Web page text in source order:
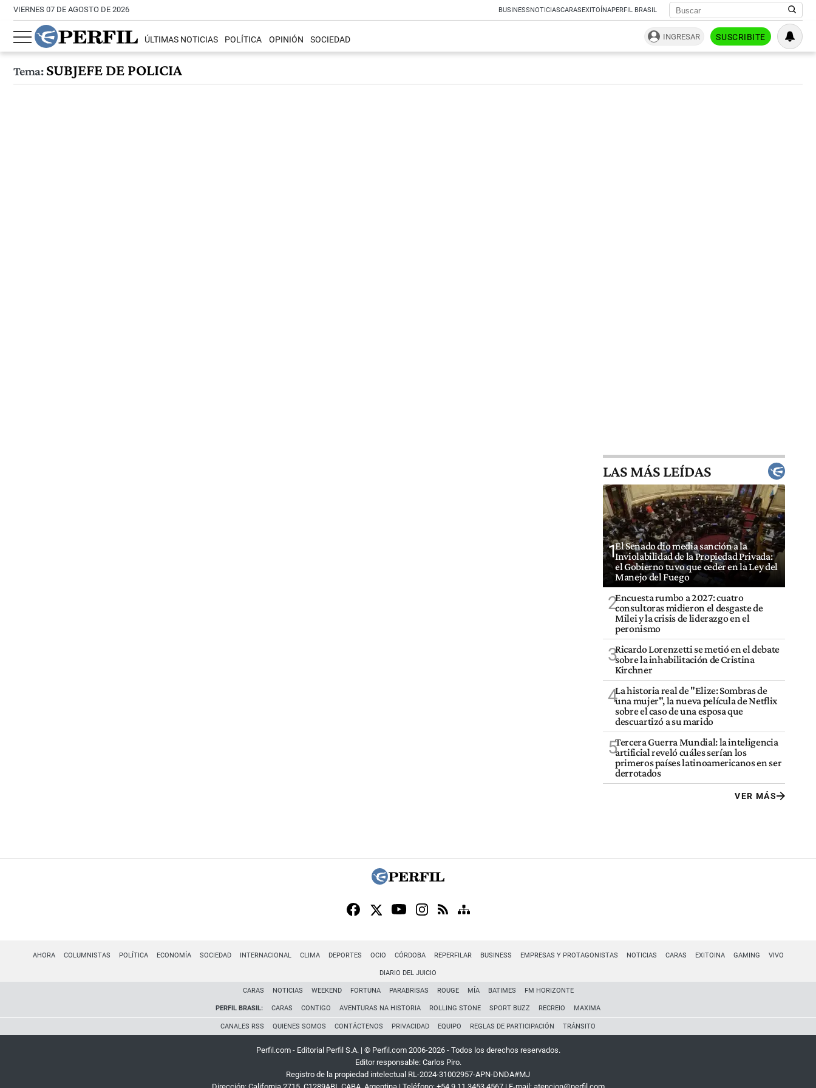
VIERNES 07 DE AGOSTO DE 2026 BUSINESSNOTICIASCARASEXITOÍNAPERFIL BRASIL
ÚLTIMAS NOTICIAS POLÍTICA OPINIÓN SOCIEDAD INGRESAR SUSCRIBITE
Tema:SUBJEFE DE POLICIA
LAS MÁS LEÍDAS
1El Senado dio media sanción a la
Inviolabilidad de la Propiedad Privada:
el Gobierno tuvo que ceder en la Ley del
Manejo del Fuego
2Encuesta rumbo a 2027: cuatro
consultoras midieron el desgaste de
Milei y la crisis de liderazgo en el
peronismo
3Ricardo Lorenzetti se metió en el debate
sobre la inhabilitación de Cristina
Kirchner
4La historia real de "Elize: Sombras de
una mujer", la nueva película de Netflix
sobre el caso de una esposa que
descuartizó a su marido
5Tercera Guerra Mundial: la inteligencia
artificial reveló cuáles serían los
primeros países latinoamericanos en ser
derrotados
VER MÁS
AHORA COLUMNISTAS POLÍTICA ECONOMÍA SOCIEDAD INTERNACIONAL CLIMA DEPORTES OCIO CÓRDOBA REPERFILAR BUSINESS EMPRESAS Y PROTAGONISTAS NOTICIAS CARAS EXITOINA GAMING VIVO
DIARIO DEL JUICIO
CARAS NOTICIAS WEEKEND FORTUNA PARABRISAS ROUGE MÍA BATIMES FM HORIZONTE
PERFIL BRASIL: CARAS CONTIGO AVENTURAS NA HISTORIA ROLLING STONE SPORT BUZZ RECREIO MAXIMA
CANALES RSS QUIENES SOMOS CONTÁCTENOS PRIVACIDAD EQUIPO REGLAS DE PARTICIPACIÓN TRÁNSITO
Perfil.com - Editorial Perfil S.A. | © Perfil.com 2006-2026 - Todos los derechos reservados.
Editor responsable: Carlos Piro.
Registro de la propiedad intelectual RL-2024-31002957-APN-DNDA#MJ